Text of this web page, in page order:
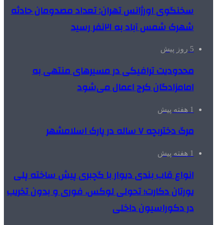
سخنگوی اورژانس تهران: تعداد مصدومان حادثه
شهرک شمس آباد به ۲۱نفر رسید
5 روز پیش
محدودیت ترافیکی در مسیرهای منتهی به
امامزادگان کرج اعمال می‌شود
1 هفته پیش
مرگ دختربچه ۷ ساله در پارک اسلامشهر
1 هفته پیش
انواع قاب بندی دیوار با گچبری پیش ساخته پلی
یورتان دکارت؛ تحولی لوکس، فوری و بدون تخریب
در دکوراسیون داخلی